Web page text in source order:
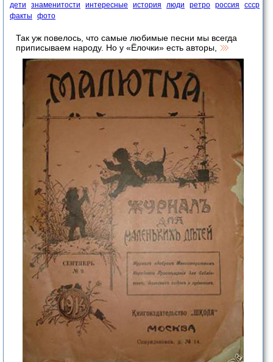
дети знаменитости интересные история люди ретро россия
ссср
факты
фото
Так уж повелось, что самые любимые песни мы всегда
приписываем народу. Но у «Ёлочки» есть авторы,